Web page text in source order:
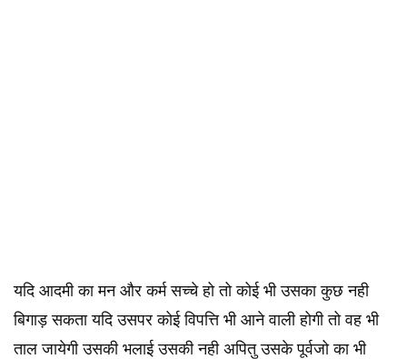
यदि आदमी का मन और कर्म सच्चे हो तो कोई भी उसका कुछ नही
बिगाड़ सकता यदि उसपर कोई विपत्ति भी आने वाली होगी तो वह भी
ताल जायेगी उसकी भलाई उसकी नही अपितु उसके पूर्वजो का भी